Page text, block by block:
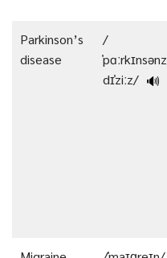
Parkinson’s
disease
/
ˈpɑːrkɪnsənz
dɪˈziːz/ 🔊